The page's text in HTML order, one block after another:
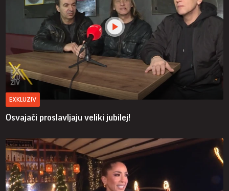
EXKLUZIV
Osvajači proslavljaju veliki jubilej!